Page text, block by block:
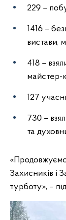
229 –
1416 –
вистави,
418 –
майстер-
127
730 –
та
Захисників і
турботу», –